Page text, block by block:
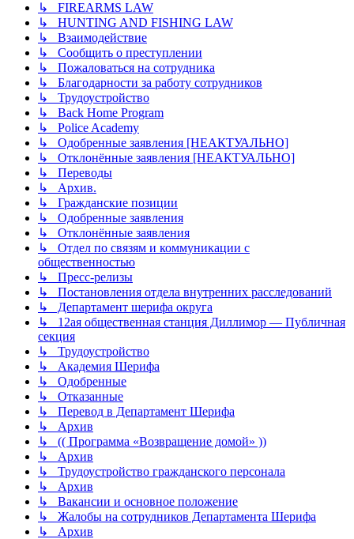
↳ FIREARMS LAW
↳ HUNTING AND FISHING LAW
↳ Взаимодействие
↳ Сообщить о преступлении
↳ Пожаловаться на сотрудника
↳ Благодарности за работу сотрудников
↳ Трудоустройство
↳ Back Home Program
↳ Police Academy
↳ Одобренные заявления [НЕАКТУАЛЬНО]
↳ Отклонённые заявления [НЕАКТУАЛЬНО]
↳ Переводы
↳ Архив.
↳ Гражданские позиции
↳ Одобренные заявления
↳ Отклонённые заявления
↳ Отдел по связям и коммуникации с
общественностью
↳ Пресс-релизы
↳ Постановления отдела внутренних расследований
↳ Департамент шерифа округа
↳ 12ая общественная станция Диллимор — Публичная
секция
↳ Трудоустройство
↳ Академия Шерифа
↳ Одобренные
↳ Отказанные
↳ Перевод в Департамент Шерифа
↳ Архив
↳ (( Программа «‎Возвращение домой» ))
↳ Архив
↳ Трудоустройство гражданского персонала
↳ Архив
↳ Вакансии и основное положение
↳ Жалобы на сотрудников Департамента Шерифа
↳ Архив